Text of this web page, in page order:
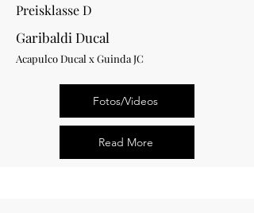
Preisklasse D
Garibaldi Ducal
Acapulco Ducal x Guinda JC
Fotos/Videos
Read More